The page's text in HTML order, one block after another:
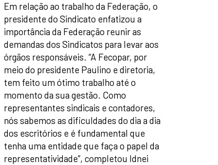
Em relação ao trabalho da Federação, o
presidente do Sindicato enfatizou a
importância da Federação reunir as
demandas dos Sindicatos para levar aos
órgãos responsáveis. “A Fecopar, por
meio do presidente Paulino e diretoria,
tem feito um ótimo trabalho até o
momento da sua gestão. Como
representantes sindicais e contadores,
nós sabemos as dificuldades do dia a dia
dos escritórios e é fundamental que
tenha uma entidade que faça o papel da
representatividade”, completou Idnei